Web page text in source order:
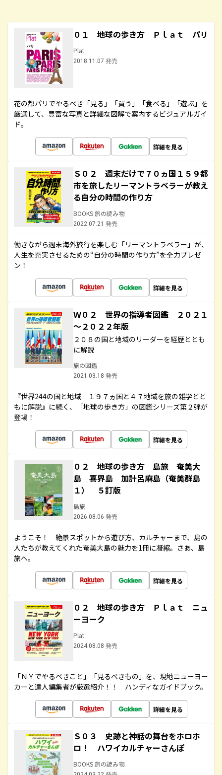
０１ 地球の歩き方 Ｐｌａｔ パリ
Plat
2018.11.07 発売
花の都パリでやるべき「見る」「買う」「食べる」「遊ぶ」を
厳選して、豊富な写真と詳細な図解で案内するビジュアルガイ
ド。
詳細を見る
Ｓ０２ 週末だけで７０ヵ国１５９都
市を旅したリーマントラベラーが教え
る自分の時間の作り方
BOOKS 旅の読み物
2022.07.21 発売
働きながら週末海外旅行を楽しむ「リーマントラベラー」が、
人生を充実させるための“自分の時間の作り方”を全力プレゼ
ン！
詳細を見る
Ｗ０２ 世界の指導者図鑑 ２０２１
～２０２２年版
２０８の国と地域のリーダーを経歴ととも
に解説
旅の図鑑
2021.03.18 発売
『世界244の国と地域 １９７ヵ国と４７地域を旅の雑学とと
もに解説』に続く、「地球の歩き方」の図鑑シリーズ第２弾が
登場！
詳細を見る
０２ 地球の歩き方 島旅 奄美大
島 喜界島 加計呂麻島（奄美群島
１） ５訂版
島旅
2026.08.06 発売
ようこそ！ 絶景スポットから遊び方、カルチャーまで、島の
人たちが教えてくれた奄美大島の魅力を1冊に凝縮。さあ、島
旅へ。
詳細を見る
０２ 地球の歩き方 Ｐｌａｔ ニュ
ーヨーク
Plat
2024.08.08 発売
「ＮＹでやるべきこと」「見るべきもの」を、現地ニューヨー
カーと達人編集者が厳選紹介！！ ハンディなガイドブック。
詳細を見る
Ｓ０３ 史跡と神話の舞台をホロホ
ロ！ ハワイカルチャーさんぽ
BOOKS 旅の読み物